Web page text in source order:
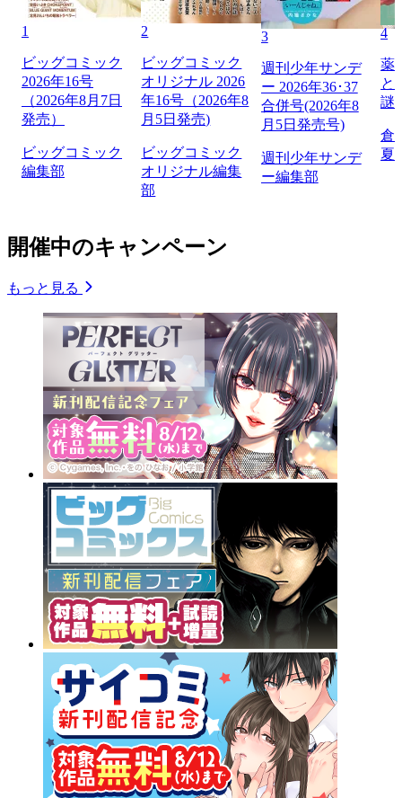
1
ビッグコミック
2026年16号
（2026年8月7日
発売）
ビッグコミック
編集部
2
ビッグコミック
オリジナル 2026
年16号（2026年8
月5日発売)
ビッグコミック
オリジナル編集
部
3
週刊少年サンデ
ー 2026年36･37
合併号(2026年8
月5日発売号)
週刊少年サンデ
ー編集部
4
薬
と
謎
倉
夏
開催中のキャンペーン
もっと見る